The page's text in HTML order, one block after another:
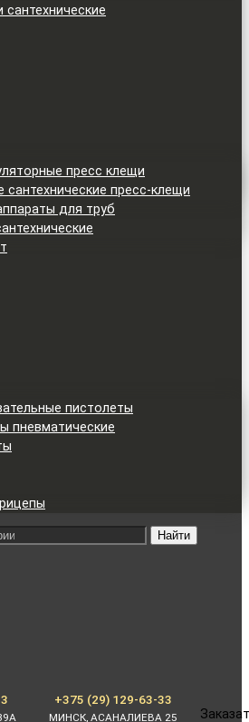
сантехнические
пресс клещи
сантехнические пресс-клещи
для труб
пистолеты
пневматические
Найти
+375 (29) 129-63-33
МИНСК, АСАНАЛИЕВА 25